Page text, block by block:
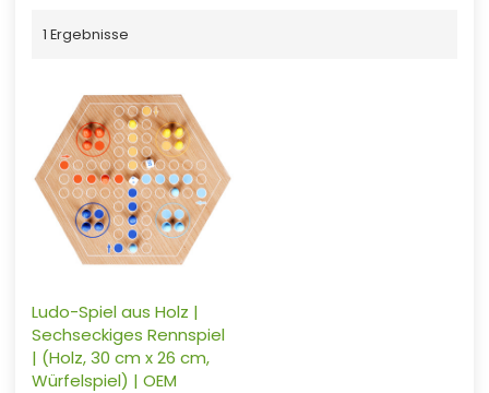
1 Ergebnisse
Ludo-Spiel aus Holz |
Sechseckiges Rennspiel
| (Holz, 30 cm x 26 cm,
Würfelspiel) | OEM